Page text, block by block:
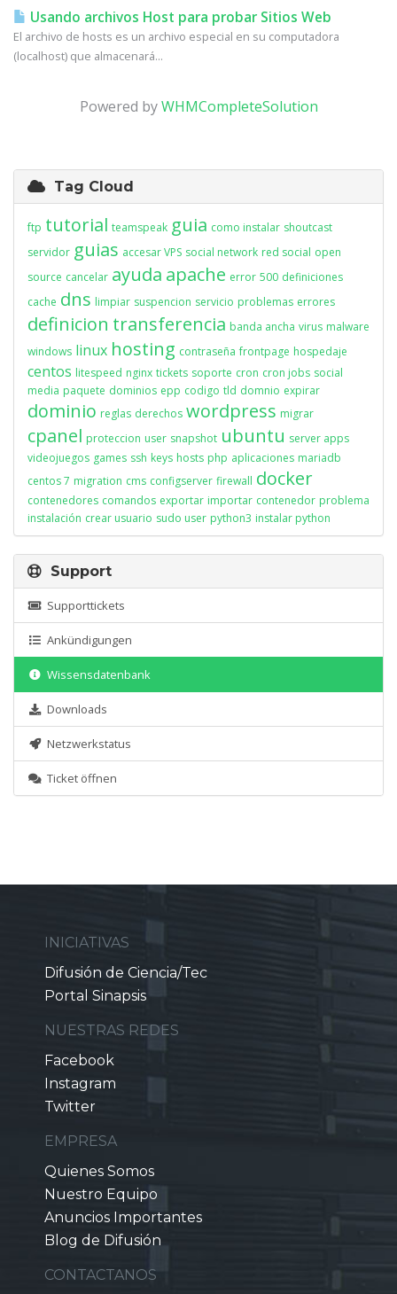
Usando archivos Host para probar Sitios Web
El archivo de hosts es un archivo especial en su computadora
(localhost) que almacenará...
Powered byWHMCompleteSolution
Tag Cloud
ftp tutorial teamspeak guia como instalar shoutcast
servidor guias accesar VPS social network red social open
source cancelar ayuda apache error 500 definiciones
cache dns limpiar suspencion servicio problemas errores
definicion transferencia banda ancha virus malware
windows linux hosting contraseña frontpage hospedaje
centos litespeed nginx tickets soporte cron cron jobs social
media paquete dominios epp codigo tld domnio expirar
dominio reglas derechos wordpress migrar
cpanel proteccion user snapshot ubuntu server apps
videojuegos games ssh keys hosts php aplicaciones mariadb
centos 7 migration cms configserver firewall docker
contenedores comandos exportar importar contenedor problema
instalación crear usuario sudo user python3 instalar python
Support
Supporttickets
Ankündigungen
Wissensdatenbank
Downloads
Netzwerkstatus
Ticket öffnen
INICIATIVAS
Difusión de Ciencia/Tec
Portal Sinapsis
NUESTRAS REDES
Facebook
Instagram
Twitter
EMPRESA
Quienes Somos
Nuestro Equipo
Anuncios Importantes
Blog de Difusión
CONTACTANOS